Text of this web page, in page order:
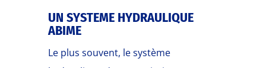
UN SYSTEME HYDRAULIQUE
ABIME
Le plus souvent, le système